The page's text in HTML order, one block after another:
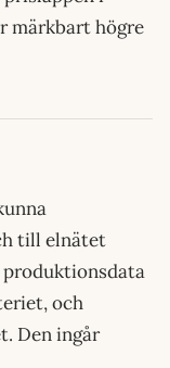
märkbart högre
till elnätet
produktionsdata
och
Den ingår